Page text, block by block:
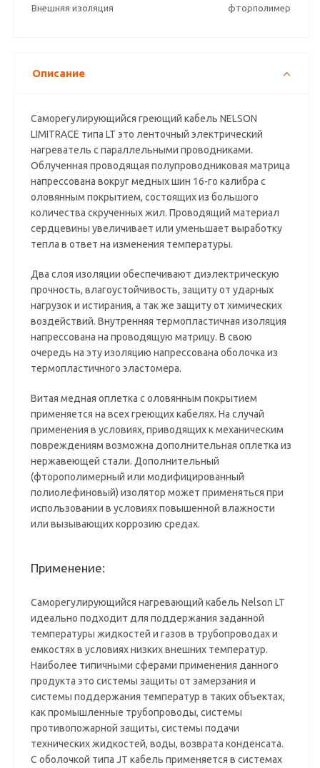
Внешняя изоляция фторполимер
Описание
Саморегулирующийся греющий кабель NELSON
LIMITRACE типа LT это ленточный электрический
нагреватель с параллельными проводниками.
Облученная проводящая полупроводниковая матрица
напрессована вокруг медных шин 16-го калибра с
оловянным покрытием, состоящих из большого
количества скрученных жил. Проводящий материал
сердцевины увеличивает или уменьшает выработку
тепла в ответ на изменения температуры.
Два слоя изоляции обеспечивают диэлектрическую
прочность, влагоустойчивость, защиту от ударных
нагрузок и истирания, а так же защиту от химических
воздействий. Внутренняя термопластичная изоляция
напрессована на проводящую матрицу. В свою
очередь на эту изоляцию напрессована оболочка из
термопластичного эластомера.
Витая медная оплетка с оловянным покрытием
применяется на всех греющих кабелях. На случай
применения в условиях, приводящих к механическим
повреждениям возможна дополнительная оплетка из
нержавеющей стали. Дополнительный
(фторополимерный или модифицированный
полиолефиновый) изолятор может применяться при
использовании в условиях повышенной влажности
или вызывающих коррозию средах.
Применение:
Саморегулирующийся нагревающий кабель Nelson LT
идеально подходит для поддержания заданной
температуры жидкостей и газов в трубопроводах и
емкостях в условиях низких внешних температур.
Наиболее типичными сферами применения данного
продукта это системы защиты от замерзания и
системы поддержания температур в таких объектах,
как промышленные трубопроводы, системы
противопожарной защиты, системы подачи
технических жидкостей, воды, возврата конденсата.
С оболочкой типа JT кабель применяется в системах